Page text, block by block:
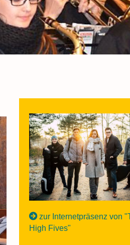
zur Internetpräsenz von
High Fives"